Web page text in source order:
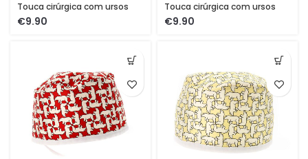
Touca cirúrgica com ursos
€
Touca cirúrgica com ursos
€